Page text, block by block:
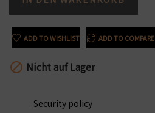
ADD TO WISHLIST ADD TO COMPARE
 Nicht auf Lager
Security policy